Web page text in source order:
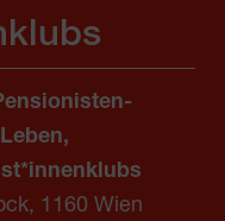
1160 Wien